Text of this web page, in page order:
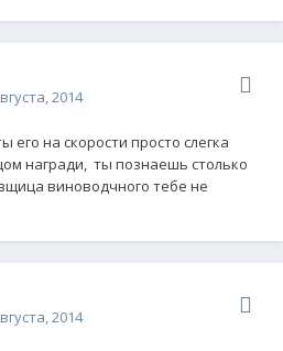
2014
его на скорости просто слегка
награди, ты познаешь столько
виноводчного тебе не
2014